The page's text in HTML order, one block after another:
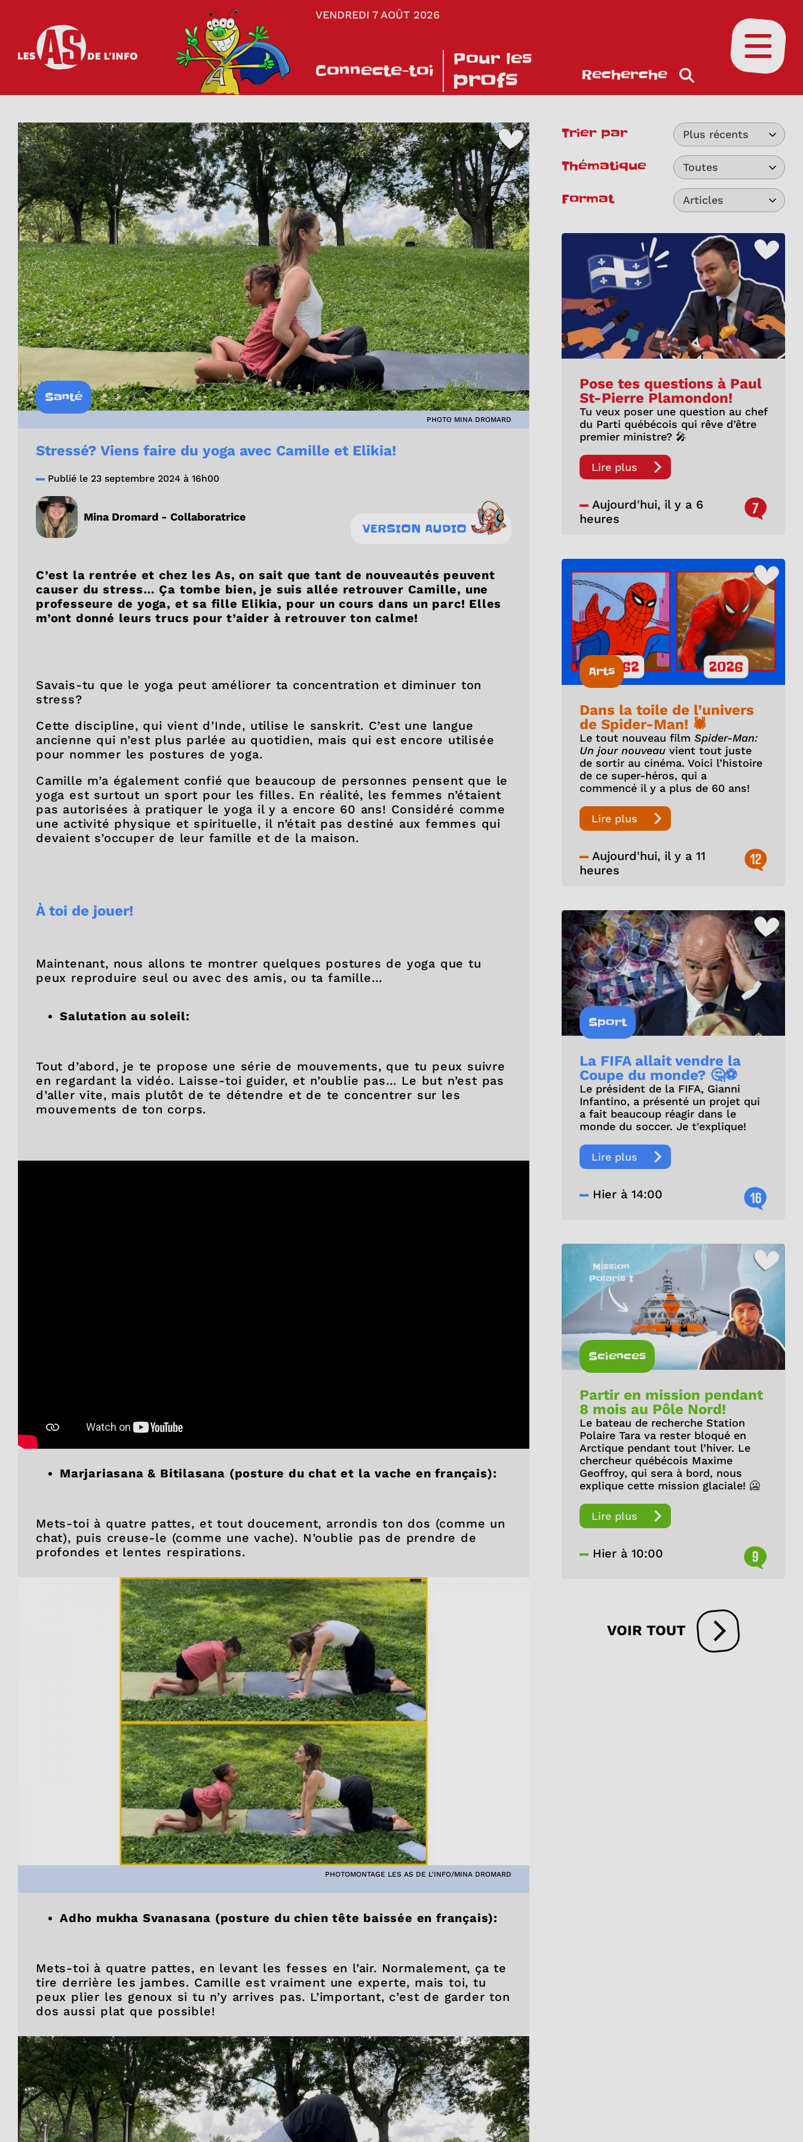
VENDREDI 7 AOÛT 2026
Connecte-toi
Pour les
profs Recherche
Ouvrir le
Santé
PHOTO MINA DROMARD
Stressé? Viens faire du yoga avec Camille et Elikia!
Publié le 23 septembre 2024 à 16h00
Mina Dromard - Collaboratrice
VERSION AUDIO
C’est la rentrée et chez les As, on sait que tant de nouveautés peuvent
causer du stress… Ça tombe bien, je suis allée retrouver Camille, une
professeure de yoga, et sa fille Elikia, pour un cours dans un parc! Elles
m’ont donné leurs trucs pour t’aider à retrouver ton calme!
Savais-tu que le yoga peut améliorer ta concentration et diminuer ton
stress?
Cette discipline, qui vient d’Inde, utilise le sanskrit. C’est une langue
ancienne qui n’est plus parlée au quotidien, mais qui est encore utilisée
pour nommer les postures de yoga.
Camille m’a également confié que beaucoup de personnes pensent que le
yoga est surtout un sport pour les filles. En réalité, les femmes n’étaient
pas autorisées à pratiquer le yoga il y a encore 60 ans! Considéré comme
une activité physique et spirituelle, il n’était pas destiné aux femmes qui
devaient s’occuper de leur famille et de la maison.
À toi de jouer!
Maintenant, nous allons te montrer quelques postures de yoga que tu
peux reproduire seul ou avec des amis, ou ta famille…
Salutation au soleil:
Tout d’abord, je te propose une série de mouvements, que tu peux suivre
en regardant la vidéo. Laisse-toi guider, et n’oublie pas… Le but n’est pas
d’aller vite, mais plutôt de te détendre et de te concentrer sur les
mouvements de ton corps.
Marjariasana & Bitilasana (posture du chat et la vache en français):
Mets-toi à quatre pattes, et tout doucement, arrondis ton dos (comme un
chat), puis creuse-le (comme une vache). N’oublie pas de prendre de
profondes et lentes respirations.
PHOTOMONTAGE LES AS DE L'INFO/MINA DROMARD
Adho mukha Svanasana (posture du chien tête baissée en français):
Mets-toi à quatre pattes, en levant les fesses en l’air. Normalement, ça te
tire derrière les jambes. Camille est vraiment une experte, mais toi, tu
peux plier les genoux si tu n’y arrives pas. L’important, c’est de garder ton
dos aussi plat que possible!
Trier par Plus récents
Thématique Toutes
Format Articles
Pose tes questions à Paul
St-Pierre Plamondon!
Tu veux poser une question au chef
du Parti québécois qui rêve d’être
premier ministre? 🎤
Lire plus
Aujourd'hui, il y a 6
heures
7
Arts
Dans la toile de l’univers
de Spider-Man! 🕷️
Le tout nouveau film Spider-Man:
Un jour nouveauvient tout juste
de sortir au cinéma. Voici l’histoire
de ce super-héros, qui a
commencé il y a plus de 60 ans!
Lire plus
Aujourd'hui, il y a 11
heures
12
Sport
La FIFA allait vendre la
Coupe du monde? 🤔⚽
Le président de la FIFA, Gianni
Infantino, a présenté un projet qui
a fait beaucoup réagir dans le
monde du soccer. Je t'explique!
Lire plus
Hier à 14:00 16
Sciences
Partir en mission pendant
8 mois au Pôle Nord!
Le bateau de recherche Station
Polaire Tara va rester bloqué en
Arctique pendant tout l’hiver. Le
chercheur québécois Maxime
Geoffroy, qui sera à bord, nous
explique cette mission glaciale! 🥶
Lire plus
Hier à 10:00 9
VOIR TOUT